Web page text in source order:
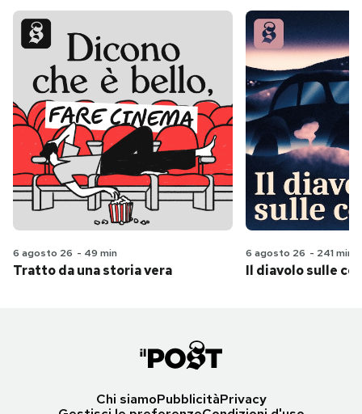
6 agosto 26 - 49 min
Tratto da una storia vera
6 agosto 26 - 241 min
Il diavolo sulle
Chi siamoPubblicitàPrivacy